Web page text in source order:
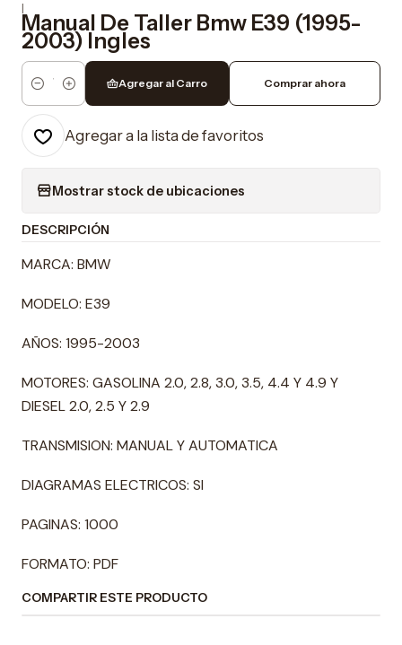
|
Manual De Taller Bmw E39 (1995-
2003) Ingles
Cantidad
Agregar al Carro Comprar ahora
Agregar a la lista de favoritos
Mostrar stock de ubicaciones
DESCRIPCIÓN
MARCA: BMW
MODELO: E39
AÑOS: 1995-2003
MOTORES: GASOLINA 2.0, 2.8, 3.0, 3.5, 4.4 Y 4.9 Y
DIESEL 2.0, 2.5 Y 2.9
TRANSMISION: MANUAL Y AUTOMATICA
DIAGRAMAS ELECTRICOS: SI
PAGINAS: 1000
FORMATO: PDF
COMPARTIR ESTE PRODUCTO